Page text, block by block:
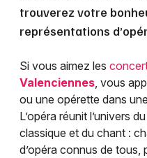
trouverez votre
représentations
Si vous aimez les
Valenciennes, vous
ou une opérette dans
L’opéra réunit l’univers
classique et du chant :
d’opéra connus de tous,